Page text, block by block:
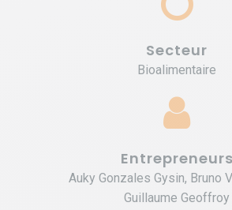
Secteur
Bioalimentaire
Entrepreneurs
Auky Gonzales Gysin, Bruno
Guillaume Geoffroy